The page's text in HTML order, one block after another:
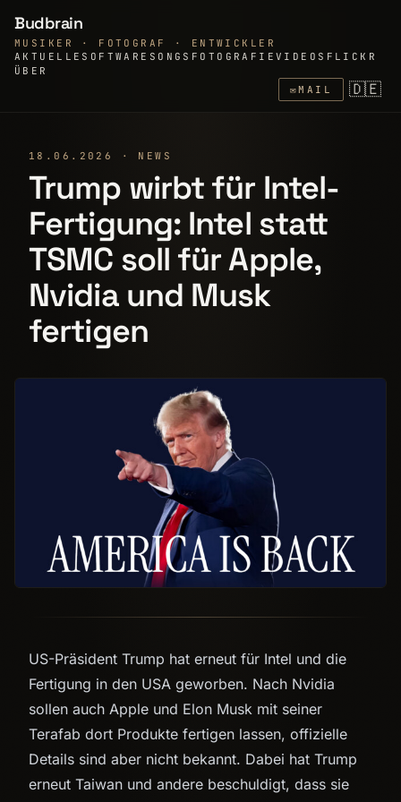
Budbrain
MUSIKER · FOTOGRAF · ENTWICKLER
AKTUELLE SOFTWARE SONGS FOTOGRAFIEVIDEOS FLICKR
ÜBER
✉MAIL 🇩🇪
18.06.2026 · NEWS
Trump wirbt für Intel-
Fertigung: Intel statt
TSMC soll für Apple,
Nvidia und Musk
fertigen
US-Präsident Trump hat erneut für Intel und die
Fertigung in den USA geworben. Nach Nvidia
sollen auch Apple und Elon Musk mit seiner
Terafab dort Produkte fertigen lassen, offizielle
Details sind aber nicht bekannt. Dabei hat Trump
erneut Taiwan und andere beschuldigt, dass sie